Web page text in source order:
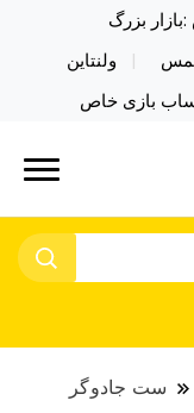
بزرگ
ولنتاین
بازی خاص
هالووین
اکسسوری
تراول ماگ نایکر
کادویی
مستقیم
ست جادوگر